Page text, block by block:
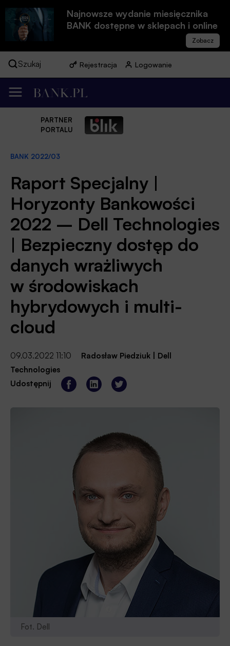
Najnowsze wydanie miesięcznika
BANK dostępne w sklepach i online
Szukaj Rejestracja Logowanie
PARTNER
PORTALU
BANK 2022/03
Raport Specjalny |
Horyzonty Bankowości
2022 – Dell Technologies
| Bezpieczny dostęp do
danych wrażliwych
w środowiskach
hybrydowych i multi-
cloud
09.03.2022 11:10 Radosław Piedziuk
Dell
Technologies
Udostępnij
Fot. Dell